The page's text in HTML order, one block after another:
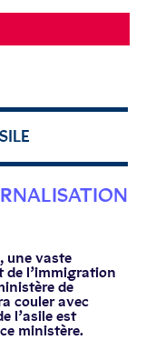
une vaste
de l’immigration
de
couler avec
l’asile est
ministère.